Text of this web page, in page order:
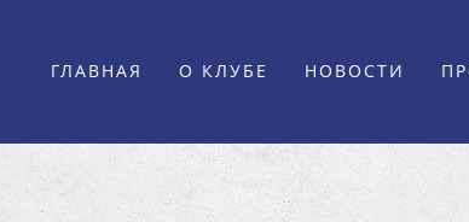
ГЛАВНАЯ О КЛУБЕ НОВОСТИ